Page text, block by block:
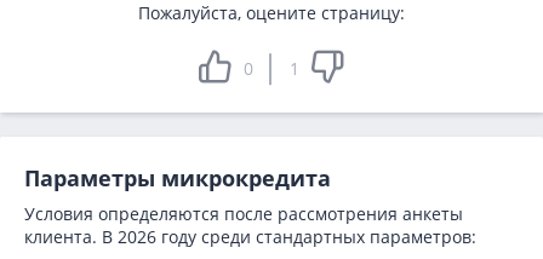
Пожалуйста, оцените страницу:
0 1
Параметры микрокредита
Условия определяются после рассмотрения анкеты
клиента. В 2026 году среди стандартных параметров: